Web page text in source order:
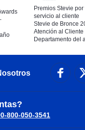
Premios Stevie por
servicio al cliente
Stevie de Bronce
Atención al Cliente
Departamento del
800-050-3541